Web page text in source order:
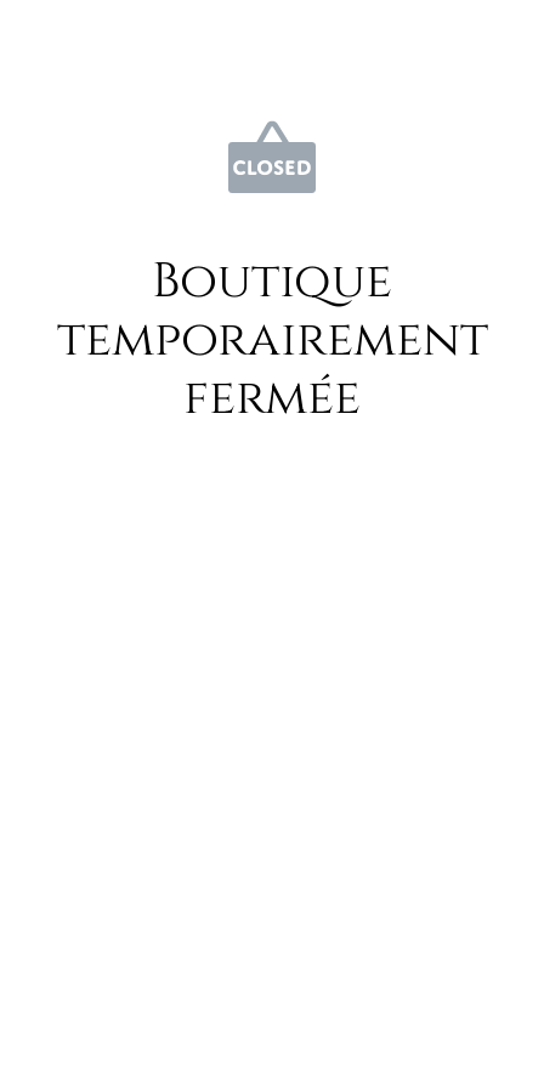
Boutique
temporairement
fermée